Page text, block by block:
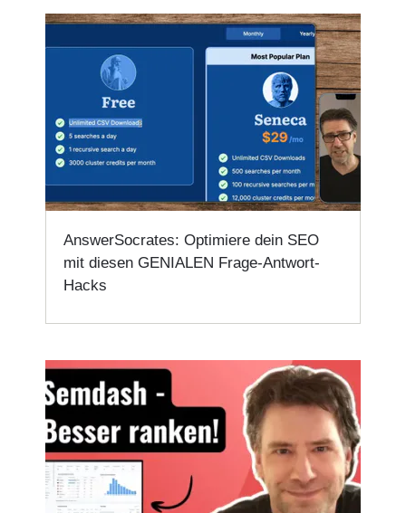
AnswerSocrates: Optimiere dein SEO
mit diesen GENIALEN Frage-Antwort-
Hacks